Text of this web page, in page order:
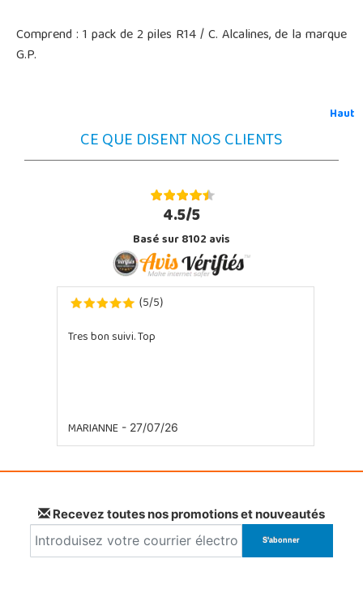
Comprend : 1 pack de 2 piles R14 / C. Alcalines, de la marque
G.P.
Haut
CE QUE DISENT NOS CLIENTS
4.5/5
Basé sur 8102 avis
(5/5)
Tres bon suivi. Top
MARIANNE- 27/07/26
Recevez toutes nos promotions et nouveautés